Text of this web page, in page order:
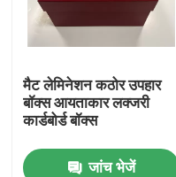
मैट लेमिनेशन कठोर उपहार
बॉक्स आयताकार लक्जरी
कार्डबोर्ड बॉक्स
जांच भेजें